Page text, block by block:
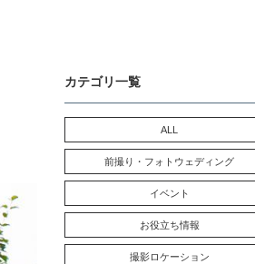
カテゴリ一覧
ALL
前撮り・フォトウェディング
イベント
お役立ち情報
撮影ロケーション